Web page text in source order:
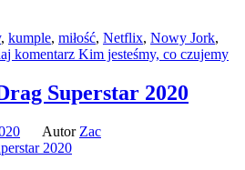
, kumple, miłość, Netflix, Nowy Jork,
komentarz Kim jesteśmy, co czujemy
Superstar 2020
Autor Zac